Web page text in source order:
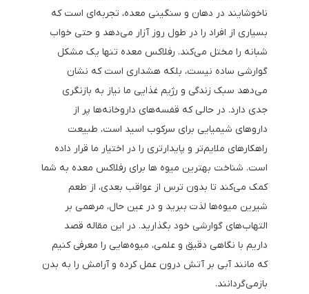
ناخوشایند در دهان و سنگینی معده، تجربه‌ای است که
بسیاری از افراد را در طول روز آزار می‌دهد و حتی خواب
شبانه را مختل می‌کند. رفلاکس معده تنها یک مشکل
گوارشی ساده نیست، بلکه هشداری است که نشان
می‌دهد سبک زندگی و رژیم غذایی ما نیاز به بازنگری
جدی دارد. در حالی که قفسه‌های داروخانه‌ها پر از
داروهای شیمیایی برای سرکوب اسید است، طبیعت
راهکارهای ملایم‌تر و پایدارتری را در اختیار ما قرار داده
است. شناخت بهترین میوه ها برای رفلاکس معده به شما
کمک می‌کند تا بدون ترس از عواقب بعدی، از طعم
شیرین میوه‌ها لذت ببرید و در عین حال، مرهمی بر
التهاب‌های گوارشی خود بگذارید. در این مقاله قصد
داریم با نگاهی دقیق و علمی، میوه‌هایی را معرفی کنیم
که مانند آبی بر آتش درون عمل کرده و آرامش را به بدن
بازمی‌گردانند.